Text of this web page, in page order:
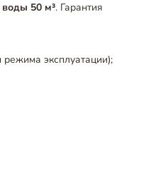
50 м³. Гарантия
режима эксплуатации);